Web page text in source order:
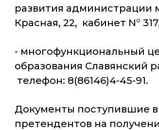
развития администрации
Красная, 22, кабинет N°
- многофункциональный
образования Славянский
телефон: 8(86146)4-45-91.
Документы поступившие
претендентов на